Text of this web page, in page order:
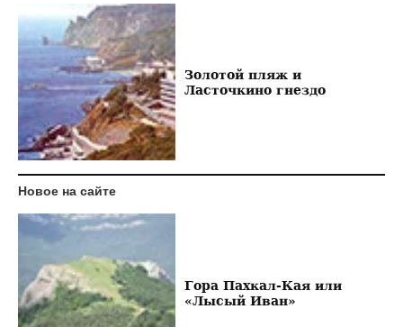
Золотой пляж и
Ласточкино гнездо
Новое на сайте
Гора Пахкал-Кая или
«Лысый Иван»